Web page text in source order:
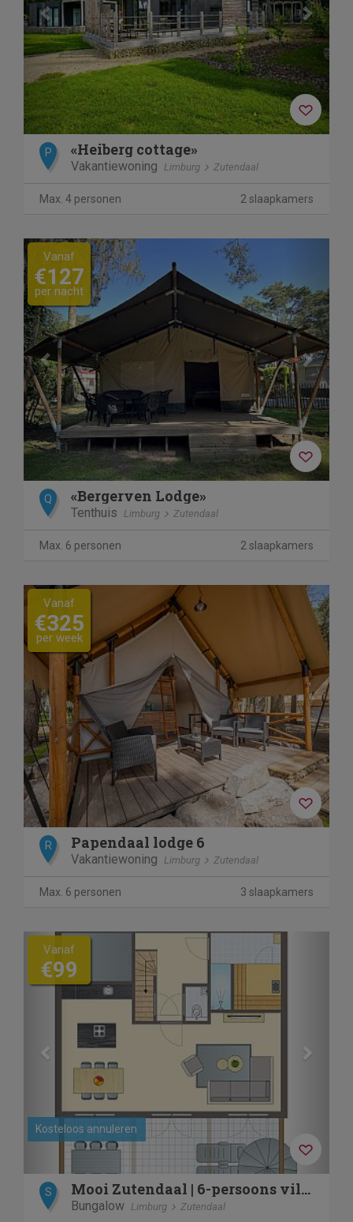
P «Heiberg cottage»
Vakantiewoning Limburg Zutendaal
Max. 4 personen 2 slaapkamers
Previous
Vanaf
€127
per nacht
Q «Bergerven Lodge»
Tenthuis Limburg Zutendaal
Max. 6 personen 2 slaapkamers
Vanaf
€325
per week
R Papendaal lodge 6
Vakantiewoning Limburg Zutendaal
Max. 6 personen 3 slaapkamers
Previous
Kosteloos annuleren
Vanaf
€99
S Mooi Zutendaal | 6-persoons villa | 6EL
Bungalow Limburg Zutendaal